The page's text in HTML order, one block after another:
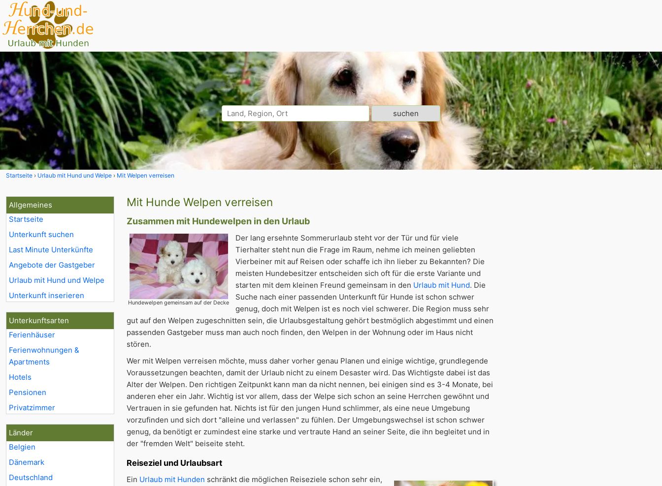
Startseite Urlaub mit Hund und Welpe Mit Welpen verreisen
Allgemeines
Startseite
Unterkunft suchen
Last Minute Unterkünfte
Angebote der Gastgeber
Urlaub mit Hund und Welpe
Unterkunft inserieren
Unterkunftsarten
Ferienhäuser
Ferienwohnungen &
Apartments
Hotels
Pensionen
Privatzimmer
Länder
Belgien
Dänemark
Deutschland
Mit Hunde Welpen verreisen
Zusammen mit Hundewelpen in den Urlaub
Hundewelpen gemeinsam auf der Decke
Der lang ersehnte Sommerurlaub steht vor der Tür und für viele
Tierhalter steht nun die Frage im Raum, nehme ich meinen geliebten
Vierbeiner mit auf Reisen oder schaffe ich ihn lieber zu Bekannten? Die
meisten Hundebesitzer entscheiden sich oft für die erste Variante und
starten mit dem kleinen Freund gemeinsam in den Urlaub mit Hund. Die
Suche nach einer passenden Unterkunft für Hunde ist schon schwer
genug, doch mit Welpen ist es noch viel schwerer. Die Region muss sehr
gut auf den Welpen zugeschnitten sein, die Urlaubsgestaltung gehört bestmöglich abgestimmt und einen
passenden Gastgeber muss man auch noch finden, den Welpen in der Wohnung oder im Haus nicht
stören.
Wer mit Welpen verreisen möchte, muss daher vorher genau Planen und einige wichtige, grundlegende
Voraussetzungen beachten, damit der Urlaub nicht zu einem Desaster wird. Das Wichtigste dabei ist das
Alter der Welpen. Den richtigen Zeitpunkt kann man da nicht nennen, bei einigen sind es 3-4 Monate, bei
anderen eher ein Jahr. Wichtig ist vor allem, dass der Welpe sich schon an seine Herrchen gewöhnt und
Vertrauen in sie gefunden hat. Nichts ist für den jungen Hund schlimmer, als eine neue Umgebung
vorzufinden und sich dort "alleine und verlassen" zu fühlen. Der Umgebungswechsel ist schon schwer
genug, da benötigt er zumindest eine starke und vertraute Hand an seiner Seite, die ihn begleitet und in
der "fremden Welt" beiseite steht.
Reiseziel und Urlaubsart
Ein Urlaub mit Hunden schränkt die möglichen Reiseziele schon sehr ein,